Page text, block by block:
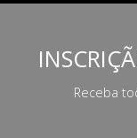
Receba